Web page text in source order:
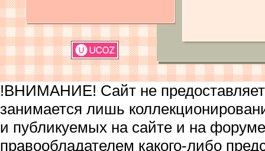
!ВНИМАНИЕ! Сайт не предоставляет
занимается лишь
и публикуемых на сайте и на
правообладателем какого-либо